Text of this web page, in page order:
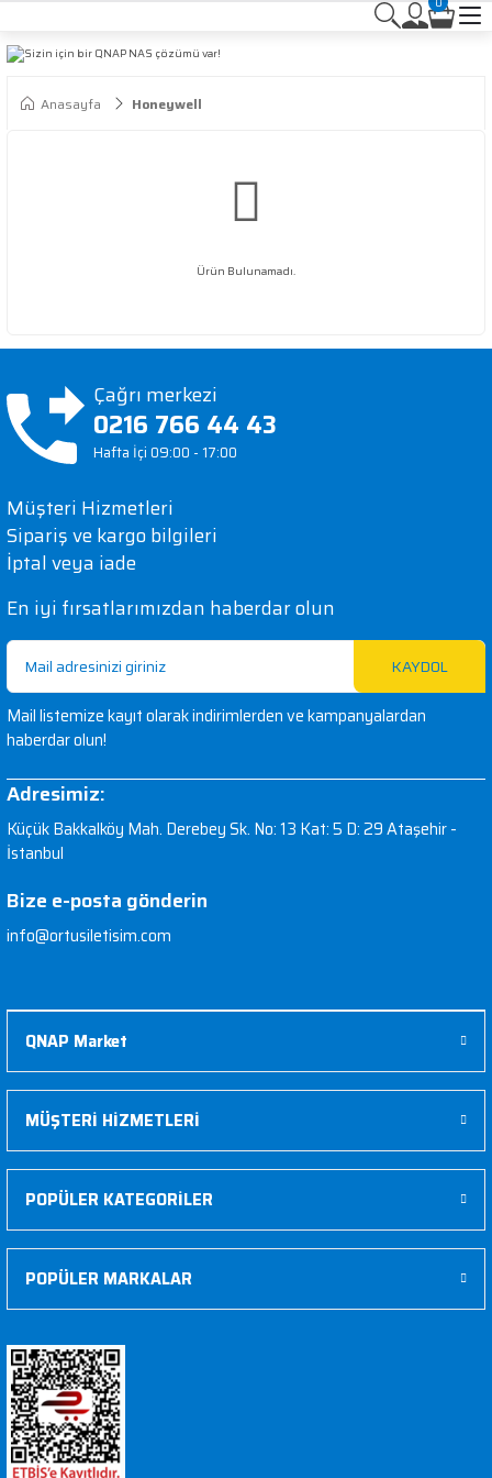
Anasayfa Honeywell
Ürün Bulunamadı.
Çağrı merkezi
0216 766 44 43
Hafta İçi 09:00 - 17:00
Müşteri Hizmetleri
Sipariş ve kargo bilgileri
İptal veya iade
En iyi fırsatlarımızdan haberdar olun
KAYDOL
Mail listemize kayıt olarak indirimlerden ve kampanyalardan
haberdar olun!
Adresimiz:
Küçük Bakkalköy Mah. Derebey Sk. No: 13 Kat: 5 D: 29 Ataşehir -
İstanbul
Bize e-posta gönderin
info@ortusiletisim.com
QNAP Market
MÜŞTERİ HİZMETLERİ
POPÜLER KATEGORİLER
POPÜLER MARKALAR